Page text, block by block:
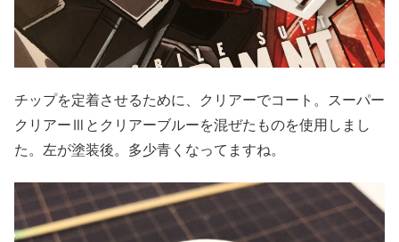
チップを定着させるために、クリアーでコート。スーパー
クリアーⅢとクリアーブルーを混ぜたものを使用しまし
た。左が塗装後。多少青くなってますね。